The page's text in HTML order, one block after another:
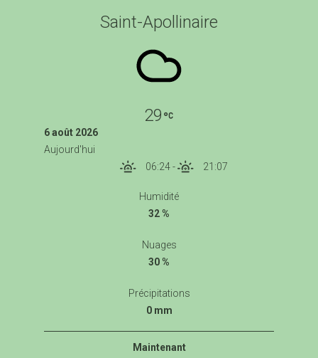
Saint-Apollinaire
29
6 août 2026
Aujourd'hui
06:24- 21:07
Humidité
32 %
Nuages
30 %
Précipitations
0 mm
Maintenant